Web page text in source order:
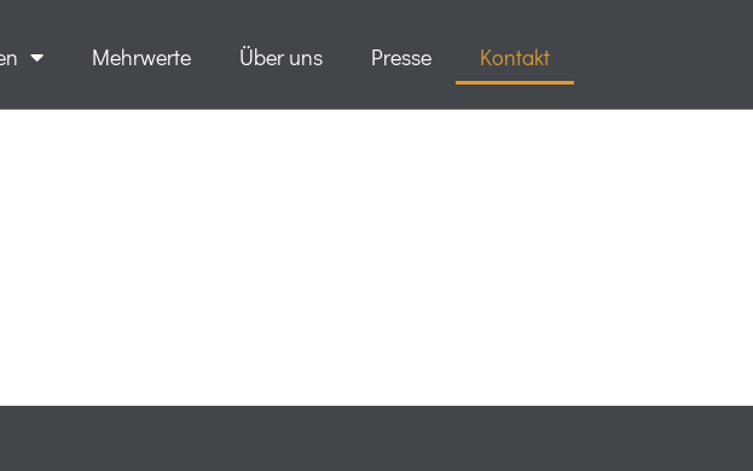
Mehrwerte Über uns Presse Kontakt